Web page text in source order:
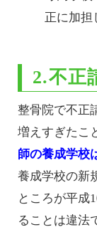
正に加担
2.不正
整骨院で不正
増えすぎたこ
師の養成学校
養成学校の新
ところが平成
ることは違法